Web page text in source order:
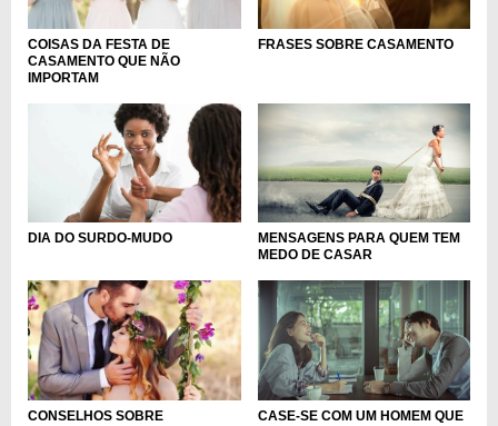
COISAS DA FESTA DE
CASAMENTO QUE NÃO
IMPORTAM
FRASES SOBRE CASAMENTO
DIA DO SURDO-MUDO
MENSAGENS PARA QUEM TEM
MEDO DE CASAR
CONSELHOS SOBRE
CASE-SE COM UM HOMEM QUE